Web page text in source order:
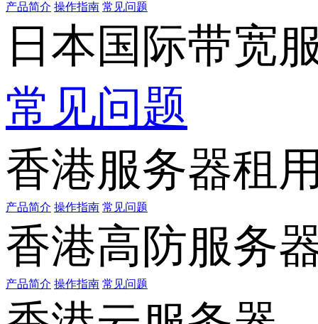
产品简介 操作指南 常见问题
日本国际带宽
常见问题
香港服务器租
产品简介 操作指南 常见问题
香港高防服务
产品简介 操作指南 常见问题